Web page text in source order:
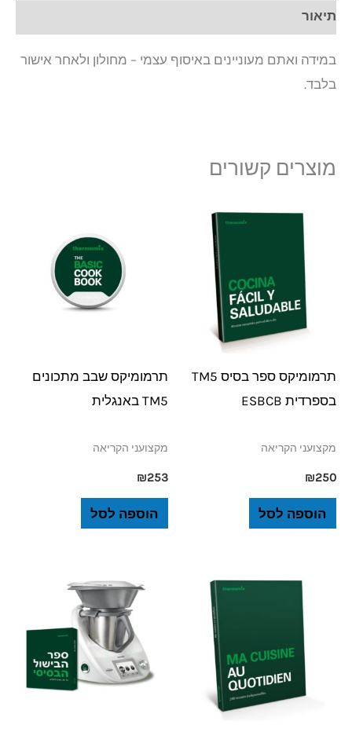
תיאור
במידה ואתם מעוניינים באיסוף עצמי – מחולון ולאחר אישור
בלבד.
מוצרים קשורים
תרמומיקס ספר בסיס TM5
בספרדית ESBCB
מקצועני הקריאה
₪250
הוספה לסל
תרמומיקס שבב מתכונים
TM5 באנגלית
מקצועני הקריאה
₪253
הוספה לסל